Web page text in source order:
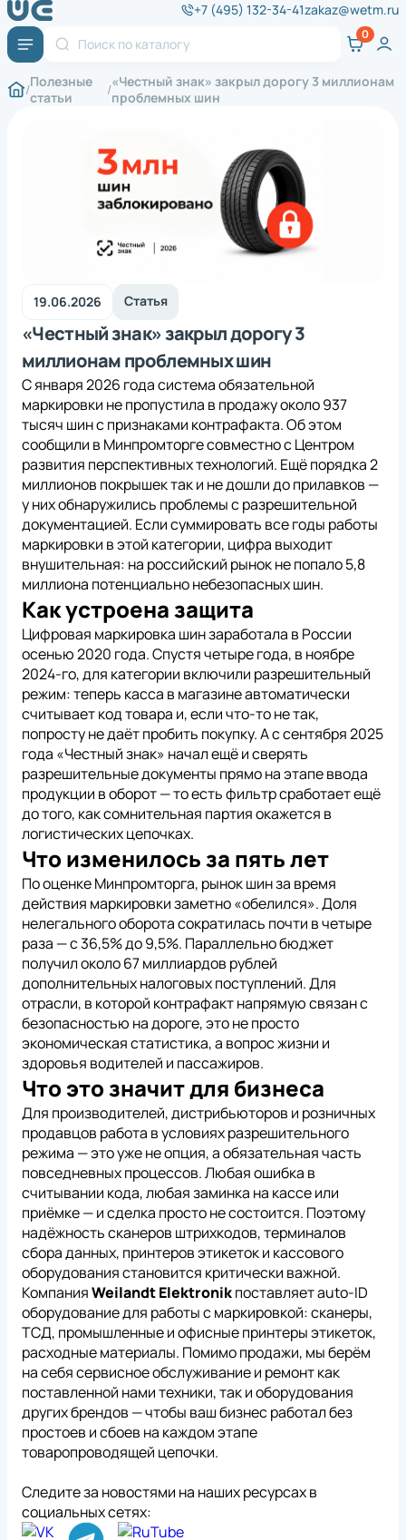
+7 (495) 132-34-41zakaz@wetm.ru
Полезные
статьи
«Честный знак» закрыл дорогу 3 миллионам
проблемных шин
19.06.2026 Статья
«Честный знак» закрыл дорогу 3
миллионам проблемных шин
С января 2026 года система обязательной
маркировки не пропустила в продажу около 937
тысяч шин с признаками контрафакта. Об этом
сообщили в Минпромторге совместно с Центром
развития перспективных технологий. Ещё порядка 2
миллионов покрышек так и не дошли до прилавков —
у них обнаружились проблемы с разрешительной
документацией. Если суммировать все годы работы
маркировки в этой категории, цифра выходит
внушительная: на российский рынок не попало 5,8
миллиона потенциально небезопасных шин.
Как устроена защита
Цифровая маркировка шин заработала в России
осенью 2020 года. Спустя четыре года, в ноябре
2024-го, для категории включили разрешительный
режим: теперь касса в магазине автоматически
считывает код товара и, если что-то не так,
попросту не даёт пробить покупку. А с сентября 2025
года «Честный знак» начал ещё и сверять
разрешительные документы прямо на этапе ввода
продукции в оборот — то есть фильтр сработает ещё
до того, как сомнительная партия окажется в
логистических цепочках.
Что изменилось за пять лет
По оценке Минпромторга, рынок шин за время
действия маркировки заметно «обелился». Доля
нелегального оборота сократилась почти в четыре
раза — с 36,5% до 9,5%. Параллельно бюджет
получил около 67 миллиардов рублей
дополнительных налоговых поступлений. Для
отрасли, в которой контрафакт напрямую связан с
безопасностью на дороге, это не просто
экономическая статистика, а вопрос жизни и
здоровья водителей и пассажиров.
Что это значит для бизнеса
Для производителей, дистрибьюторов и розничных
продавцов работа в условиях разрешительного
режима — это уже не опция, а обязательная часть
повседневных процессов. Любая ошибка в
считывании кода, любая заминка на кассе или
приёмке — и сделка просто не состоится. Поэтому
надёжность сканеров штрихкодов, терминалов
сбора данных, принтеров этикеток и кассового
оборудования становится критически важной.
КомпанияWeilandt Elektronikпоставляет auto-ID
оборудование для работы с маркировкой: сканеры,
ТСД, промышленные и офисные принтеры этикеток,
расходные материалы. Помимо продажи, мы берём
на себя сервисное обслуживание и ремонт как
поставленной нами техники, так и оборудования
других брендов — чтобы ваш бизнес работал без
простоев и сбоев на каждом этапе
товаропроводящей цепочки.
Следите за новостями на наших ресурсах в
социальных сетях:
*Нажимая на кнопку, вы
даете согласие на
обработку
персональных
данных
*Нажимая на кнопку, вы
даете согласие на
обработку
персональных
данных
*Нажимая на кнопку, вы
даете согласие на
обработку
персональных
данных
*Нажимая на кнопку, вы даете согласие на
обработку персональных данных